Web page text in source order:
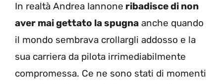
In realtà Andrea Iannone ribadisce di non
aver mai gettato la spugna anche quando
il mondo sembrava crollargli addosso e la
sua carriera da pilota irrimediabilmente
compromessa. Ce ne sono stati di momenti